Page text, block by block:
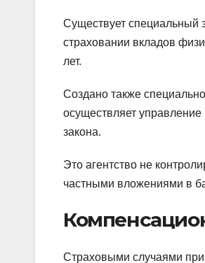
Существует специальный
страховании вкладов
лет.
Создано также
осуществляет
закона.
Это агентство не
частными вложениями в
Страховыми случаями